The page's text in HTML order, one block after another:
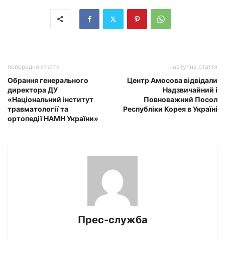
попередня стаття
Обрання генерального
директора ДУ
«Національний інститут
травматології та
ортопедії НАМН України»
наступна стаття
Центр Амосова відвідали
Надзвичайний і
Повноважний Посол
Республіки Корея в Україні
Прес-служба